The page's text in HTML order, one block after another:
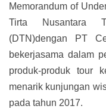
Memorandum of
Tirta Nusantara
(DTN)dengan PT
bekerjasama dalam
produk-produk tour
menarik kunjungan
pada tahun 2017.